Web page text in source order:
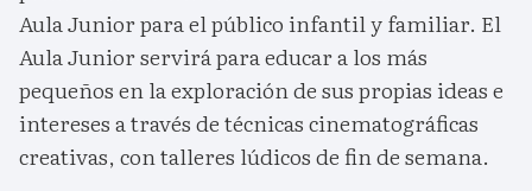
Aula Junior para el público infantil y familiar. El
Aula Junior servirá para educar a los más
pequeños en la exploración de sus propias ideas e
intereses a través de técnicas cinematográficas
creativas, con talleres lúdicos de fin de semana.